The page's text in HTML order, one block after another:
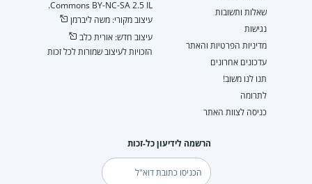
שאלות ותשובות
נגישות
מדיניות הפרטיות והאתר
עדכונים אחרונים
תנו לנו משוב!
לתרומה
כניסה לצוות האתר
Commons BY-NC-SA 2.5 IL.
עיצוב מקורי: משה ליברמן
עיצוב חדש: אורית כלב
הזכויות לעיצוב שמורות לכל זכות
הרשמה לידיעון כל-זכות
דוא"ל